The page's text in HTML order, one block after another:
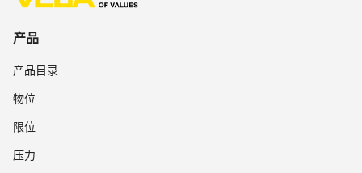
产品
产品目录
物位
限位
压力